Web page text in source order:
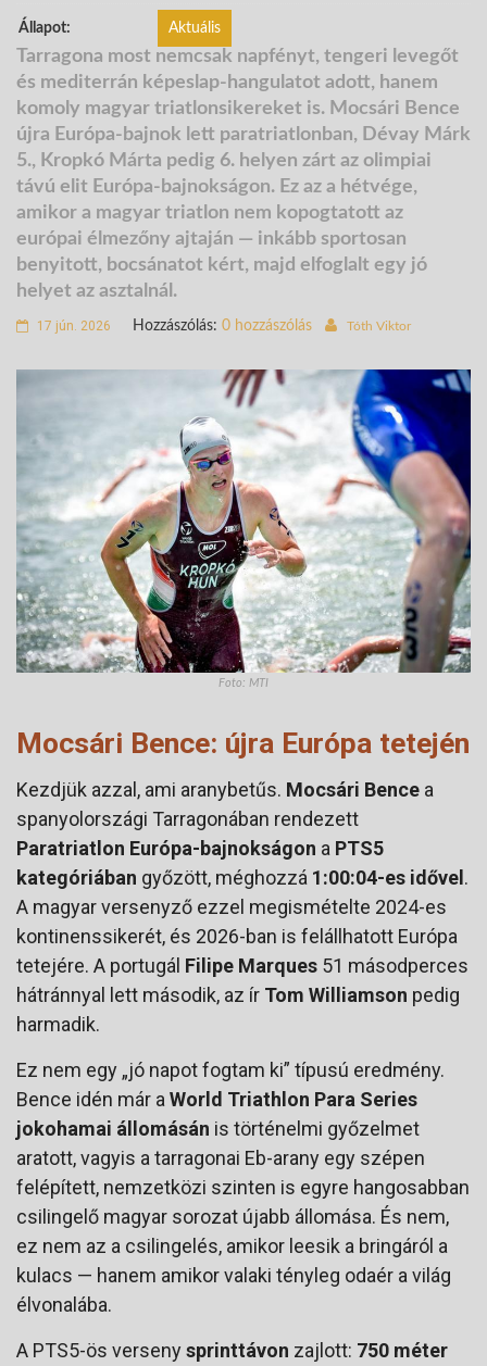
Állapot: Aktuális
Tarragona most nemcsak napfényt, tengeri levegőt
és mediterrán képeslap-hangulatot adott, hanem
komoly magyar triatlonsikereket is. Mocsári Bence
újra Európa-bajnok lett paratriatlonban, Dévay Márk
5., Kropkó Márta pedig 6. helyen zárt az olimpiai
távú elit Európa-bajnokságon. Ez az a hétvége,
amikor a magyar triatlon nem kopogtatott az
európai élmezőny ajtaján — inkább sportosan
benyitott, bocsánatot kért, majd elfoglalt egy jó
helyet az asztalnál.
17 jún. 2026 Hozzászólás: 0 hozzászólás Tóth Viktor
Foto: MTI
Mocsári Bence: újra Európa tetején
Kezdjük azzal, ami aranybetűs. Mocsári Bence a
spanyolországi Tarragonában rendezett
Paratriatlon Európa-bajnokságon a PTS5
kategóriában győzött, méghozzá 1:00:04-es idővel .
A magyar versenyző ezzel megismételte 2024-es
kontinenssikerét, és 2026-ban is felállhatott Európa
tetejére. A portugál Filipe Marques 51 másodperces
hátránnyal lett második, az ír Tom Williamson pedig
harmadik.
Ez nem egy „jó napot fogtam ki” típusú eredmény.
Bence idén már a World Triathlon Para Series
jokohamai állomásán is történelmi győzelmet
aratott, vagyis a tarragonai Eb-arany egy szépen
felépített, nemzetközi szinten is egyre hangosabban
csilingelő magyar sorozat újabb állomása. És nem,
ez nem az a csilingelés, amikor leesik a bringáról a
kulacs — hanem amikor valaki tényleg odaér a világ
élvonalába.
A PTS5-ös versenysprinttávon zajlott: 750 méter